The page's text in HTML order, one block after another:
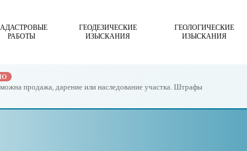
РАБОТЫ
ГЕОДЕЗИЧЕСКИЕ
ИЗЫСКАНИЯ
ГЕОЛОГИЧЕСКИЕ
ИЗЫСКАНИЯ
продажа, дарение или наследование участка. Штрафы